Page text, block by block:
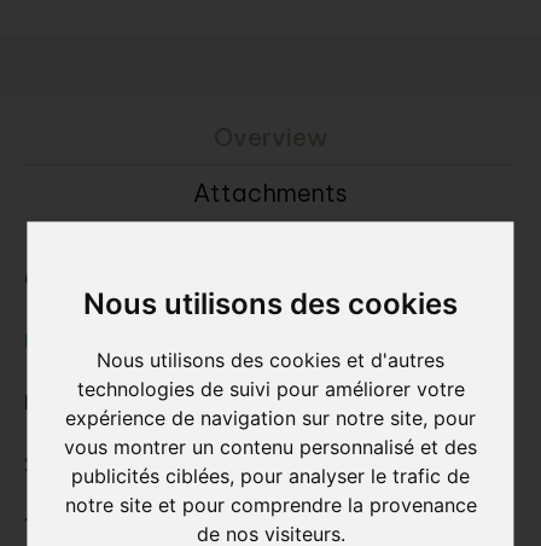
Nous utilisons des cookies
Nous utilisons des cookies et d'autres
technologies de suivi pour améliorer votre
expérience de navigation sur notre site, pour
vous montrer un contenu personnalisé et des
publicités ciblées, pour analyser le trafic de
notre site et pour comprendre la provenance
de nos visiteurs.
Attachments
Consultez la brique de parement:
Linea 7036
Dimensions L x l (hauteur) x E ca. :
242x38x20 mm
Type: